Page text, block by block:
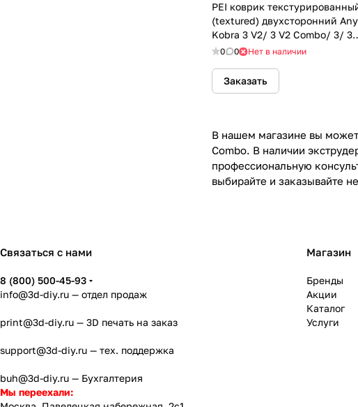
PEI коврик
(textured) двухсторонний
Kobra 3 V2/ 3 V2 Combo/ 3/ 3
Combo
0 0 Нет в наличии
Заказать
В нашем магазине вы
Combo. В наличии
профессиональную
выбирайте и заказывайте
Связаться с нами
8 (800) 500-45-93
info@3d-diy.ru — отдел продаж
print@3d-diy.ru — 3D печать на заказ
support@3d-diy.ru — тех. поддержка
buh@3d-diy.ru — Бухгалтерия
Мы переехали:
Магазин
Бренды
Акции
Каталог
Услуги